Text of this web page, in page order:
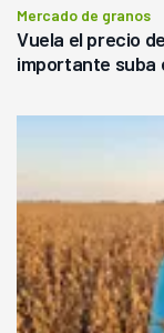
Mercado de granos
Vuela el precio
importante suba